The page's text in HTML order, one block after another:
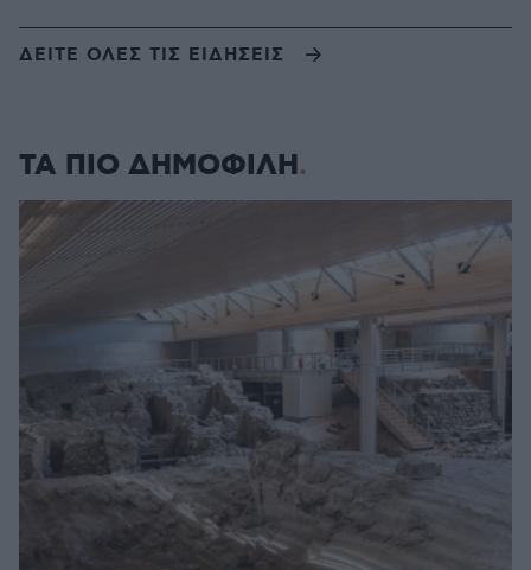
ΔΕΙΤΕ ΟΛΕΣ ΤΙΣ ΕΙΔΗΣΕΙΣ
ΤΑ ΠΙΟ ΔΗΜΟΦΙΛΗ